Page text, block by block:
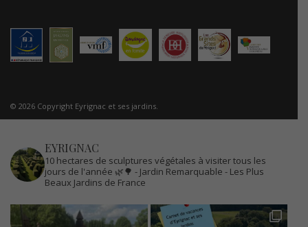
© 2026 Copyright Eyrignac et ses jardins.
EYRIGNAC
10 hectares de sculptures végétales à visiter tous les
jours de l'année 🌿🌳 - Jardin Remarquable - Les Plus
Beaux Jardins de France